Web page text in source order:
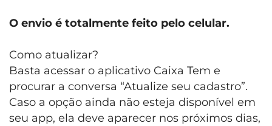
O envio é totalmente feito pelo celular.
Como atualizar?
Basta acessar o aplicativo Caixa Tem e
procurar a conversa “Atualize seu cadastro”.
Caso a opção ainda não esteja disponível em
seu app, ela deve aparecer nos próximos dias,